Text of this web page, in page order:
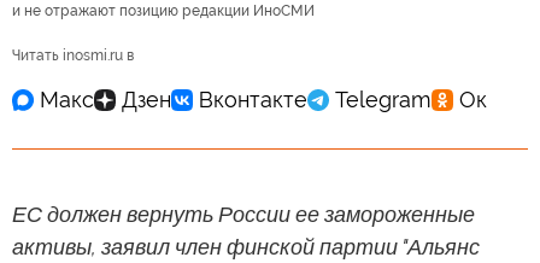
и не отражают позицию редакции ИноСМИ
Читать inosmi.ru в
ЕС должен вернуть России ее замороженные
активы, заявил член финской партии "Альянс